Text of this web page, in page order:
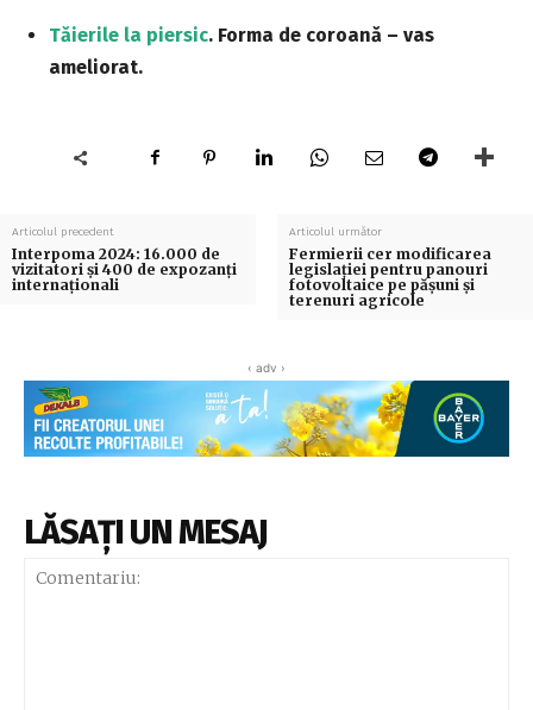
Tăierile la piersic. Forma de coroană – vas
ameliorat.
Articolul precedent
Interpoma 2024: 16.000 de
vizitatori și 400 de expozanți
internaționali
Articolul următor
Fermierii cer modificarea
legislației pentru panouri
fotovoltaice pe pășuni și
terenuri agricole
‹ adv ›
LĂSAȚI UN MESAJ